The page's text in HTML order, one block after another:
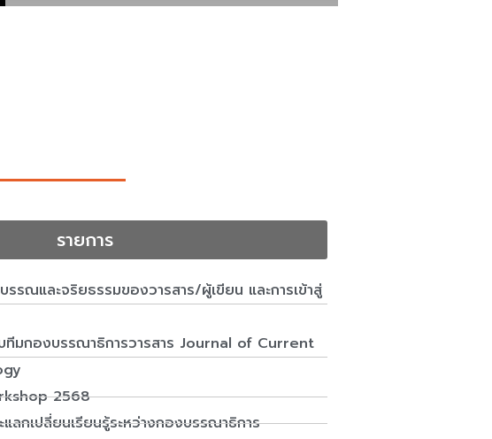
รายการ
รรณและจริยธรรมของวารสาร/ผู้เขียน และการเข้าสู่
ทีมกองบรรณาธิการวารสาร Journal of Current
2568
ลกเปลี่ยนเรียนรู้ระหว่างกองบรรณาธิการ